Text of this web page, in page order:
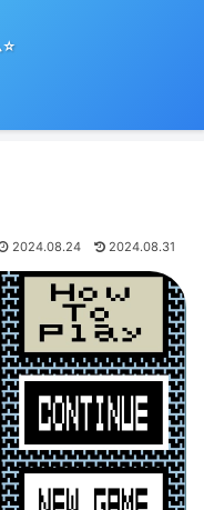
☆
2024.08.24 2024.08.31